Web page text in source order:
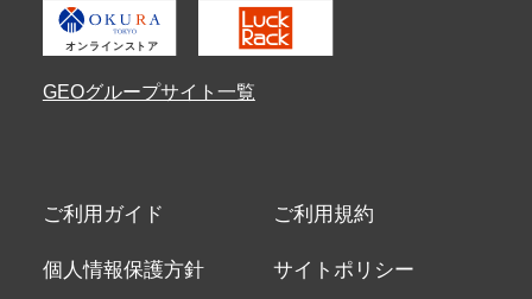
GEOグループサイト一覧
ご利用ガイド ご利用規約
個人情報保護方針 サイトポリシー